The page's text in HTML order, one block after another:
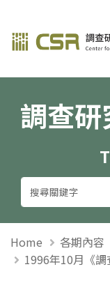
調查研究
調查
Home
各期內容
1996年10月《